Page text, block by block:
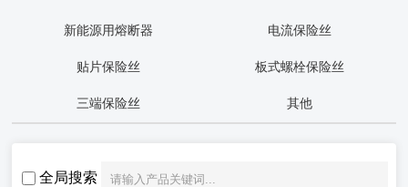
新能源用熔断器 电流保险丝
贴片保险丝 板式螺栓保险丝
三端保险丝 其他
全局搜索